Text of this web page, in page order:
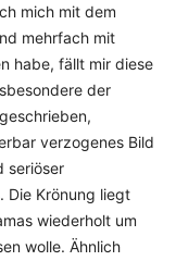
mich mit dem
mehrfach mit
habe, fällt mir diese
der
verzogenes Bild
seriöser
Die Krönung liegt
wiederholt um
wolle. Ähnlich